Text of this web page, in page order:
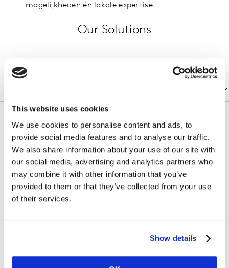
This website uses cookies
We use cookies to personalise content and ads, to
provide social media features and to analyse our traffic.
We also share information about your use of our site with
our social media, advertising and analytics partners who
may combine it with other information that you’ve
provided to them or that they’ve collected from your use
of their services.
Show details
mogelijkheden én lokale expertise.
Our Solutions
Bouw aan je merkwaarde met krachtige
advertising. Van het bepalen van het
optimale bereik en de juiste
contactfrequentie tot het blootleggen van
kanaalsynergieën – LIFT begeleidt je door de
merkwaarde en zakelijke groei. LIFT analyseert de
kanaal aan het merksucces en helpt bij het identificeren